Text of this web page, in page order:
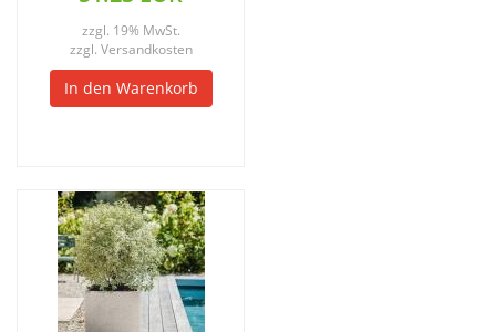
zzgl. 19% MwSt.
zzgl. Versandkosten
In den Warenkorb